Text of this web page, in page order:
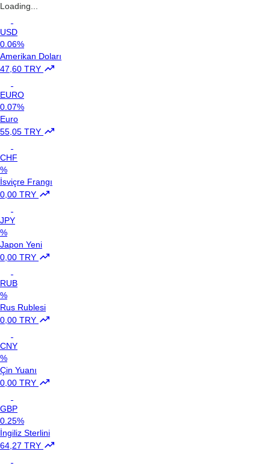
Loading...
USD
0.06%
Amerikan Doları
47,60 TRY
EURO
0.07%
Euro
55,05 TRY
CHF
%
İsviçre Frangı
0,00 TRY
JPY
%
Japon Yeni
0,00 TRY
RUB
%
Rus Rublesi
0,00 TRY
CNY
%
Çin Yuanı
0,00 TRY
GBP
0.25%
İngiliz Sterlini
64,27 TRY